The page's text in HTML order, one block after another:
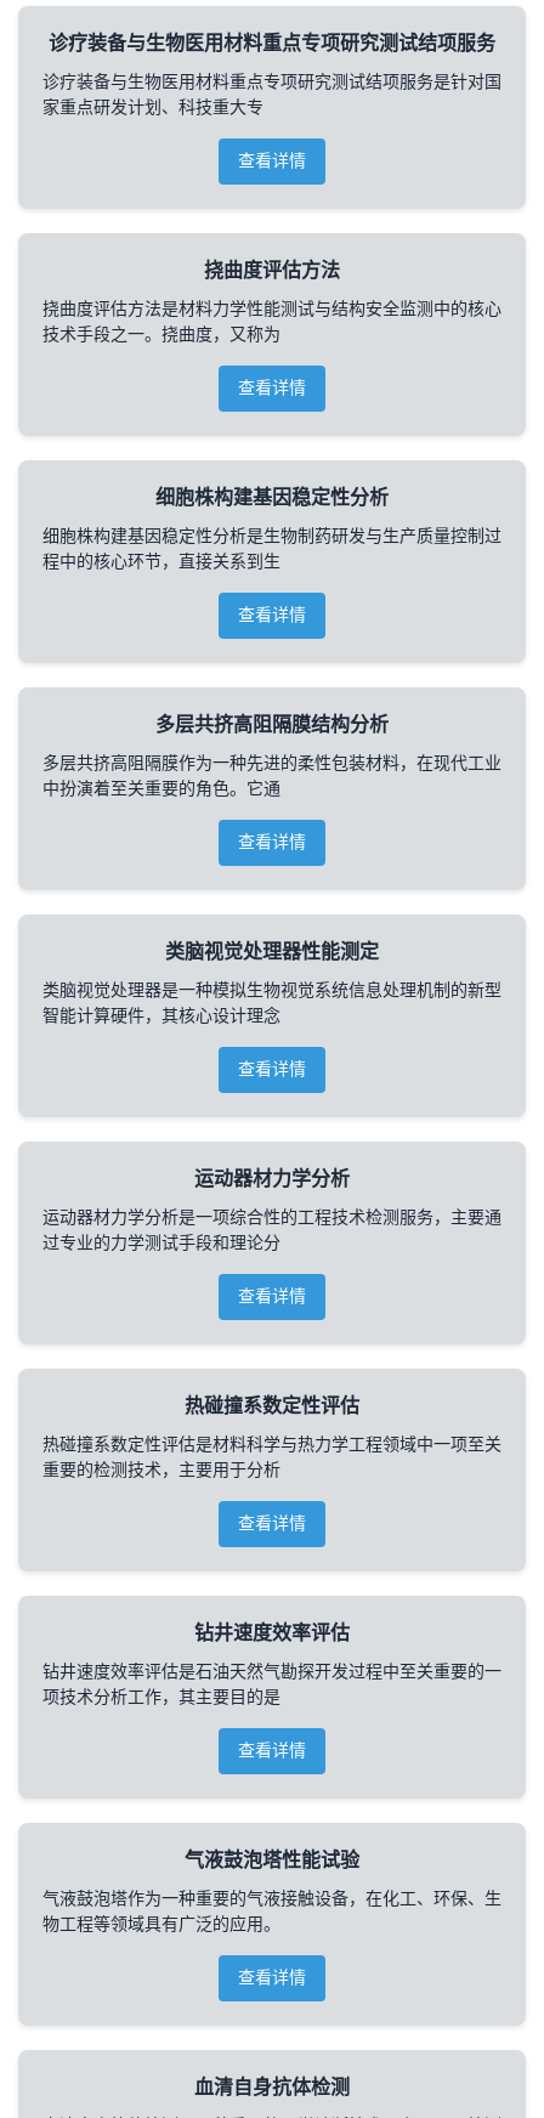
诊疗装备与生物医用材料重点专项研究测试结项服务
诊疗装备与生物医用材料重点专项研究测试结项服务是针对国
家重点研发计划、科技重大专
查看详情
挠曲度评估方法
挠曲度评估方法是材料力学性能测试与结构安全监测中的核心
技术手段之一。挠曲度，又称为
查看详情
细胞株构建基因稳定性分析
细胞株构建基因稳定性分析是生物制药研发与生产质量控制过
程中的核心环节，直接关系到生
查看详情
多层共挤高阻隔膜结构分析
多层共挤高阻隔膜作为一种先进的柔性包装材料，在现代工业
中扮演着至关重要的角色。它通
查看详情
类脑视觉处理器性能测定
类脑视觉处理器是一种模拟生物视觉系统信息处理机制的新型
智能计算硬件，其核心设计理念
查看详情
运动器材力学分析
运动器材力学分析是一项综合性的工程技术检测服务，主要通
过专业的力学测试手段和理论分
查看详情
热碰撞系数定性评估
热碰撞系数定性评估是材料科学与热力学工程领域中一项至关
重要的检测技术，主要用于分析
查看详情
钻井速度效率评估
钻井速度效率评估是石油天然气勘探开发过程中至关重要的一
项技术分析工作，其主要目的是
查看详情
气液鼓泡塔性能试验
气液鼓泡塔作为一种重要的气液接触设备，在化工、环保、生
物工程等领域具有广泛的应用。
查看详情
血清自身抗体检测